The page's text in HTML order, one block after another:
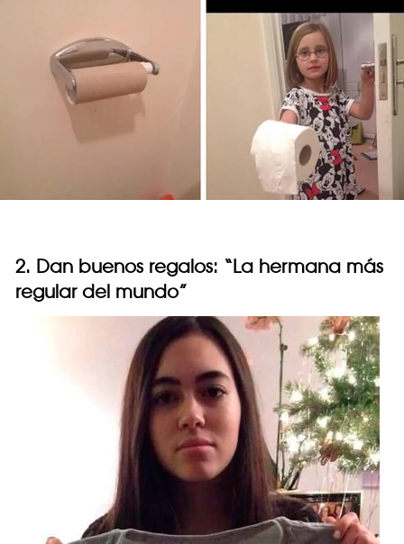
2. Dan buenos regalos: “La hermana más
regular del mundo”